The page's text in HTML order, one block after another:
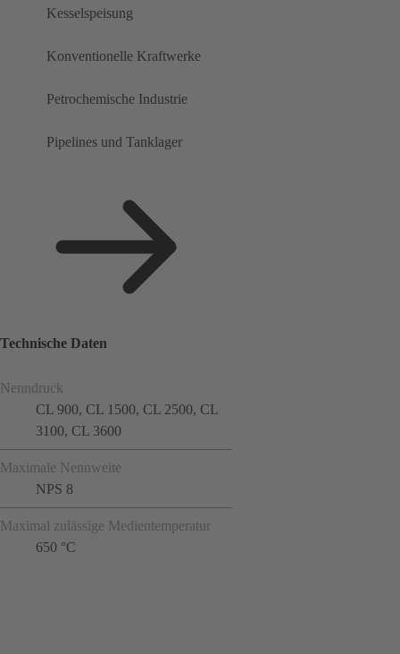
Kesselspeisung
Konventionelle Kraftwerke
Petrochemische Industrie
Pipelines und Tanklager
Technische Daten
Nenndruck
CL 900, CL 1500, CL 2500, CL
3100, CL 3600
Maximale Nennweite
NPS 8
Maximal zulässige Medientemperatur
650 °C